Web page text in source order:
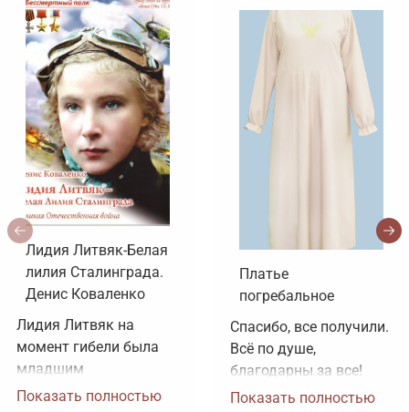
Лидия Литвяк-Белая
лилия Сталинграда.
Денис Коваленко
Лидия Литвяк на
момент гибели была
младшим
лейтенантом.
Показать полностью
Платье
погребальное
Спасибо, все получили.
Всё по душе,
благодарны за все!
Показать полностью